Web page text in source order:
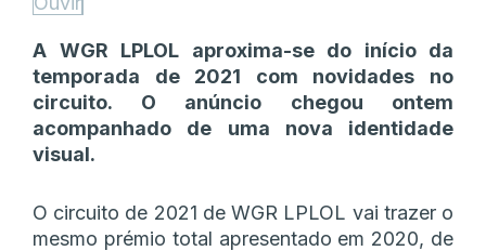
A WGR LPLOL aproxima-se do início da
temporada de 2021 com novidades no
circuito. O anúncio chegou ontem
acompanhado de uma nova identidade
visual.
O circuito de 2021 de WGR LPLOL vai trazer o
mesmo prémio total apresentado em 2020, de